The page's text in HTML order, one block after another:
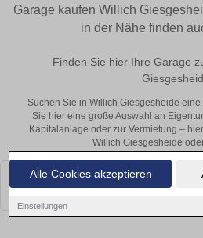
Alle Cookies akzeptieren
Einstellungen
Garage kaufen Willich
in der Nähe finden
Finden Sie hier Ihre Garage
Suchen Sie in Willich Giesgesheide
Sie hier eine große Auswahl an
Kapitalanlage oder zur Vermietung –
Willich Giesgesheide
Leider konnten wir derzeit keine